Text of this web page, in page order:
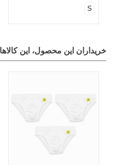
S
خریداران این محصول، این کالاها